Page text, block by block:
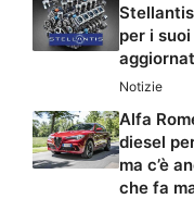
per i
Notizie
Alfa
diesel
ma c’è
che fa